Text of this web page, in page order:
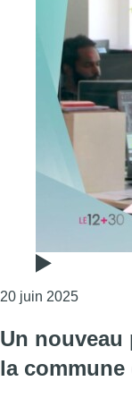
20 juin 2025
Un nouveau
la commune